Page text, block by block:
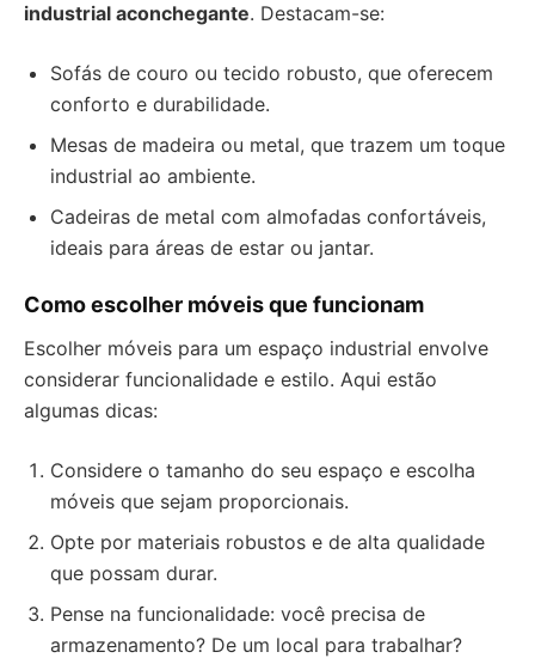
industrial aconchegante. Destacam-se:
Sofás de couro ou tecido robusto, que oferecem
conforto e durabilidade.
Mesas de madeira ou metal, que trazem um toque
industrial ao ambiente.
Cadeiras de metal com almofadas confortáveis,
ideais para áreas de estar ou jantar.
Como escolher móveis que funcionam
Escolher móveis para um espaço industrial envolve
considerar funcionalidade e estilo. Aqui estão
algumas dicas:
Considere o tamanho do seu espaço e escolha
móveis que sejam proporcionais.
Opte por materiais robustos e de alta qualidade
que possam durar.
Pense na funcionalidade: você precisa de
armazenamento? De um local para trabalhar?